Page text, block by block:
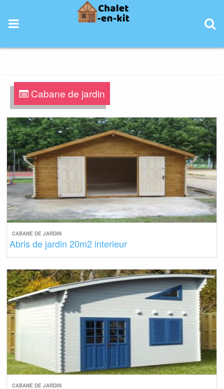
content
Cabane de jardin
CABANE DE JARDIN
Abris de jardin 20m2 interieur
CABANE DE JARDIN